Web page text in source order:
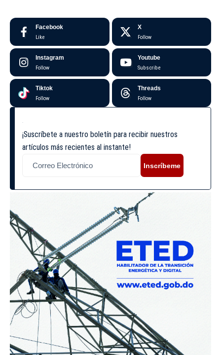
Facebook
Like
X
Follow
Instagram
Follow
Youtube
Subscribe
Tiktok
Follow
Threads
Follow
¡Suscríbete a nuestro boletín para recibir nuestros
artículos más recientes al instante!
Inscríbeme